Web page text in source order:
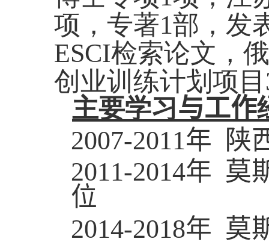
项，专著1部，发
ESCI检索论文，
创业训练计划项目
主要学习 与工作
2007-2011年 陕
2011-2014年 莫
位
2014-2018年 莫